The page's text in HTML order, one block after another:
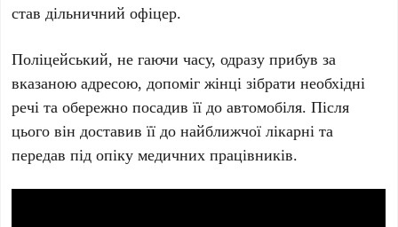
став дільничний офіцер.
Поліцейський, не гаючи часу, одразу прибув за
вказаною адресою, допоміг жінці зібрати необхідні
речі та обережно посадив її до автомобіля. Після
цього він доставив її до найближчої лікарні та
передав під опіку медичних працівників.